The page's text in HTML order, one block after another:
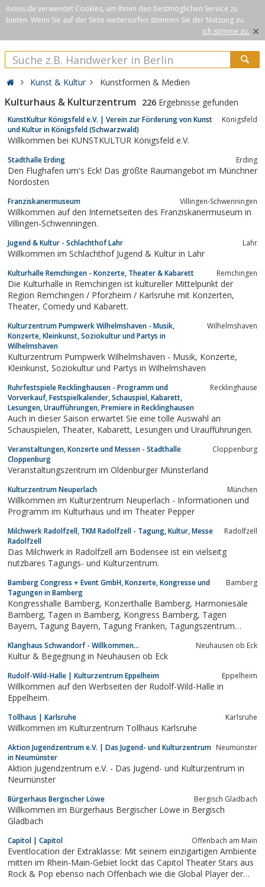
Axxus.de verwendet Cookies, um Ihnen den bestmöglichen Service zu
bieten. Wenn Sie auf der Seite weitersurfen stimmen Sie der Nutzung zu.
Ich stimme zu. ×
Kunst & Kultur Kunstformen & Medien
Kulturhaus & Kulturzentrum 226 Ergebnisse gefunden
KunstKultur Königsfeld e.V. | Verein zur Förderung von Kunst
und Kultur in Königsfeld (Schwarzwald)
Königsfeld
Willkommen bei KUNSTKULTUR Königsfeld e.V.
Stadthalle Erding Erding
Den Flughafen um's Eck! Das größte Raumangebot im Münchner
Nordosten
Franziskanermuseum Villingen-Schwenningen
Willkommen auf den Internetseiten des Franziskanermuseum in
Villingen-Schwenningen.
Jugend & Kultur - Schlachthof Lahr Lahr
Willkommen im Schlachthof Jugend & Kultur in Lahr
Kulturhalle Remchingen - Konzerte, Theater & Kabarett Remchingen
Die Kulturhalle in Remchingen ist kultureller Mittelpunkt der
Region Remchingen / Pforzheim / Karlsruhe mit Konzerten,
Theater, Comedy und Kabarett.
Kulturzentrum Pumpwerk Wilhelmshaven - Musik,
Konzerte, Kleinkunst, Soziokultur und Partys in
Wilhelmshaven
Wilhelmshaven
Kulturzentrum Pumpwerk Wilhelmshaven - Musik, Konzerte,
Kleinkunst, Soziokultur und Partys in Wilhelmshaven
Ruhrfestspiele Recklinghausen - Programm und
Vorverkauf, Festspielkalender, Schauspiel, Kabarett,
Lesungen, Uraufführungen, Premiere in Recklinghausen
Recklinghause
Auch in dieser Saison erwartet Sie eine tolle Auswahl an
Schauspielen, Theater, Kabarett, Lesungen und Uraufführungen.
Veranstaltungen, Konzerte und Messen - Stadthalle
Cloppenburg
Cloppenburg
Veranstaltungszentrum im Oldenburger Münsterland
Kulturzentrum Neuperlach München
Willkommen im Kulturzentrum Neuperlach - Informationen und
Programm im Kulturhaus und im Theater Pepper
Milchwerk Radolfzell, TKM Radolfzell - Tagung, Kultur, Messe
Radolfzell
Radolfzell
Das Milchwerk in Radolfzell am Bodensee ist ein vielseitg
nutzbares Tagungs- und Kulturzentrum.
Bamberg Congress + Event GmbH, Konzerte, Kongresse und
Tagungen in Bamberg
Bamberg
Kongresshalle Bamberg, Konzerthalle Bamberg, Harmoniesäle
Bamberg, Tagen in Bamberg, Kongress Bamberg, Tagen
Bayern, Tagung Bayern, Tagung Franken, Tagungszentrum
Messen, Event, Events Bamberg (Bayern), Incentive Incentives
Bamberg (Bayern), Weltkulturerbe...
Klanghaus Schwandorf - Willkommen... Neuhausen ob Eck
Kultur & Begegnung in Neuhausen ob Eck
Rudolf-Wild-Halle | Kulturzentrum Eppelheim Eppelheim
Willkommen auf den Werbseiten der Rudolf-Wild-Halle in
Eppelheim.
Tollhaus | Karlsruhe Karlsruhe
Willkommen im Kulturzentrum Tollhaus Karlsruhe
Aktion Jugendzentrum e.V. | Das Jugend- und Kulturzentrum
in Neumünster
Neumünster
Aktion Jugendzentrum e.V. - Das Jugend- und Kulturzentrum in
Neumünster
Bürgerhaus Bergischer Löwe Bergisch Gladbach
Willkommen im Bürgerhaus Bergischer Löwe in Bergisch
Gladbach
Capitol | Capitol Offenbach am Main
Eventlocation der Extraklasse: Mit seinem einzigartigen Ambiente
mitten im Rhein-Main-Gebiet lockt das Capitol Theater Stars aus
Rock & Pop ebenso nach Offenbach wie die Global Player der